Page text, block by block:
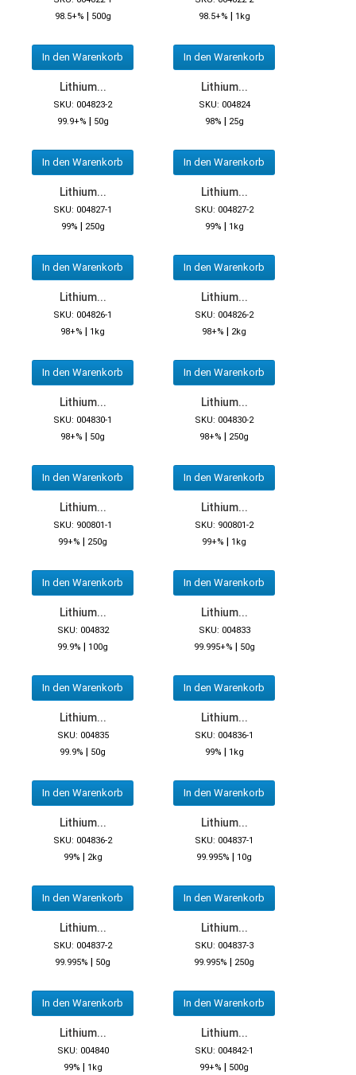
98.5+% | 500g
In den Warenkorb
98.5+% | 1kg
In den Warenkorb
Lithium...
SKU: 004823-2
99.9+% | 50g
In den Warenkorb
Lithium...
SKU: 004824
98% | 25g
In den Warenkorb
Lithium...
SKU: 004827-1
99% | 250g
In den Warenkorb
Lithium...
SKU: 004827-2
99% | 1kg
In den Warenkorb
Lithium...
SKU: 004826-1
98+% | 1kg
In den Warenkorb
Lithium...
SKU: 004826-2
98+% | 2kg
In den Warenkorb
Lithium...
SKU: 004830-1
98+% | 50g
In den Warenkorb
Lithium...
SKU: 004830-2
98+% | 250g
In den Warenkorb
Lithium...
SKU: 900801-1
99+% | 250g
In den Warenkorb
Lithium...
SKU: 900801-2
99+% | 1kg
In den Warenkorb
Lithium...
SKU: 004832
99.9% | 100g
In den Warenkorb
Lithium...
SKU: 004833
99.995+% | 50g
In den Warenkorb
Lithium...
SKU: 004835
99.9% | 50g
In den Warenkorb
Lithium...
SKU: 004836-1
99% | 1kg
In den Warenkorb
Lithium...
SKU: 004836-2
99% | 2kg
In den Warenkorb
Lithium...
SKU: 004837-1
99.995% | 10g
In den Warenkorb
Lithium...
SKU: 004837-2
99.995% | 50g
In den Warenkorb
Lithium...
SKU: 004837-3
99.995% | 250g
In den Warenkorb
Lithium...
SKU: 004840
99% | 1kg
Lithium...
SKU: 004842-1
99+% | 500g